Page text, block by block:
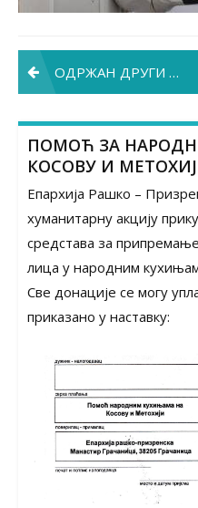
Post
navigation
ОДРЖАН ДРУГИ НАЦИОНАЛНИ КОНГРЕС УНИЈЕ УДРУЖЕЊА МЕДИЦИНСКИХ СЕСТАРА И ЗДРАВСТВЕНИХ ТЕХНИЧАРА СРБИЈЕ
ПОМОЋ ЗА
КОСОВУ И
Епархија Рашко –
хуманитарну акцију
средстава за
лица у народним
Све донације се могу
приказано у наставку: